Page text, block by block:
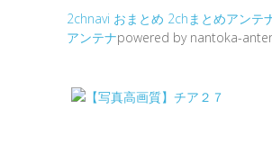
2chnavi おまとめ 2chまとめアンテ
アンテナpowered by nantoka-